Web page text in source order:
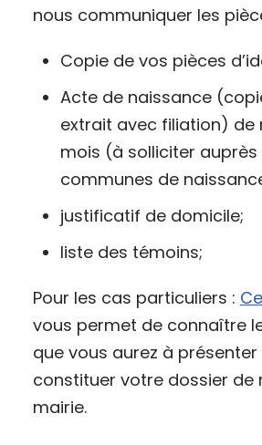
nous communiquer les
Copie de vos pièces
Acte de naissance
extrait avec filiation) de
mois (à solliciter auprès
communes de
justificatif de domicile;
liste des témoins;
Pour les cas particuliers :
vous permet de connaître
que vous aurez à
constituer votre dossier de
mairie.